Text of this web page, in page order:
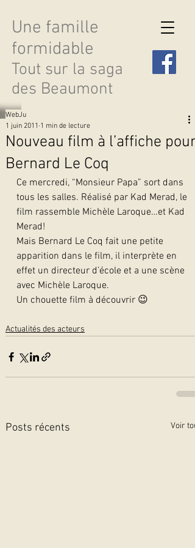
Une famille
formidable
Tout sur la saga
des Beaumont
Découvrir les saisons
Nouveau film à l’affiche pour
Bernard Le Coq
WebJu
1 juin 2011 1 min de lecture
Ce mercredi, “Monsieur Papa” sort dans
tous les salles. Réalisé par Kad Merad, le
film rassemble Michèle Laroque…et Kad
Merad!
Mais Bernard Le Coq fait une petite
apparition dans le film, il interprète en
effet un directeur d’école et a une scène
avec Michèle Laroque.
Un chouette film à découvrir 😉
Actualités des acteurs
Posts récents Voir tout